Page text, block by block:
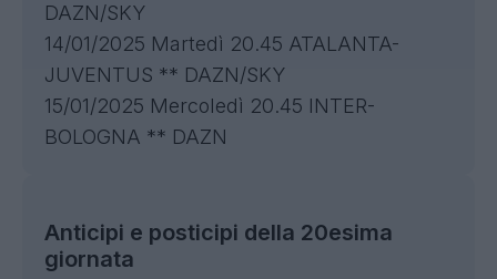
DAZN/SKY
14/01/2025 Martedì 20.45 ATALANTA-
JUVENTUS ** DAZN/SKY
15/01/2025 Mercoledì 20.45 INTER-
BOLOGNA ** DAZN
Anticipi e posticipi della 20esima
giornata